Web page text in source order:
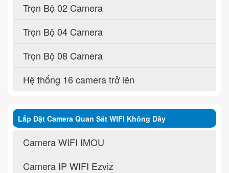
Trọn Bộ 02 Camera
Trọn Bộ 04 Camera
Trọn Bộ 08 Camera
Hệ thống 16 camera trở lên
Lắp Đặt Camera Quan Sát WIFI Không Dây
Camera WIFI IMOU
Camera IP WIFI Ezviz